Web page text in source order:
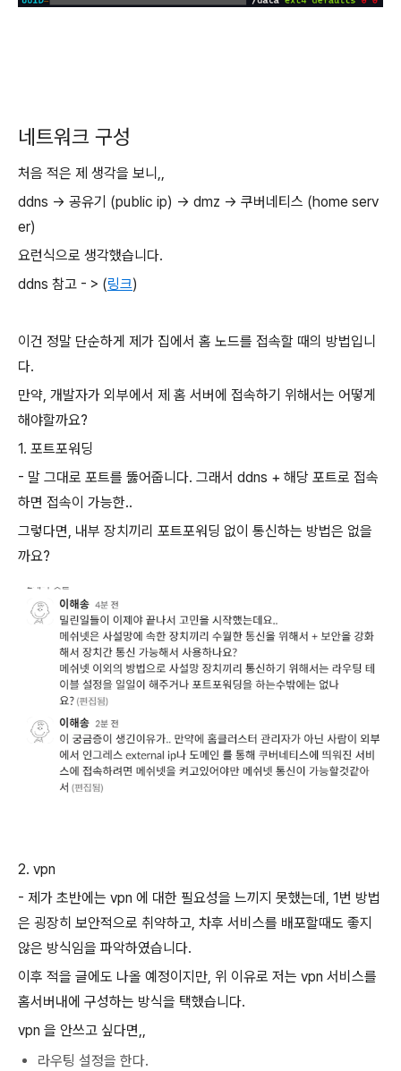
네트워크 구성
처음 적은 제 생각을 보니,,
ddns → 공유기 (public ip) → dmz → 쿠버네티스 (home serv
er)
요런식으로 생각했습니다.
ddns 참고 - > (링크)
이건 정말 단순하게 제가 집에서 홈 노드를 접속할 때의 방법입니
다.
만약, 개발자가 외부에서 제 홈 서버에 접속하기 위해서는 어떻게
해야할까요?
1. 포트포워딩
- 말 그대로 포트를 뚫어줍니다. 그래서 ddns + 해당 포트로 접속
하면 접속이 가능한..
그렇다면, 내부 장치끼리 포트포워딩 없이 통신하는 방법은 없을
까요?
2. vpn
- 제가 초반에는 vpn 에 대한 필요성을 느끼지 못했는데, 1번 방법
은 굉장히 보안적으로 취약하고, 차후 서비스를 배포할때도 좋지
않은 방식임을 파악하였습니다.
이후 적을 글에도 나올 예정이지만, 위 이유로 저는 vpn 서비스를
홈서버내에 구성하는 방식을 택했습니다.
vpn 을 안쓰고 싶다면,,
라우팅 설정을 한다.